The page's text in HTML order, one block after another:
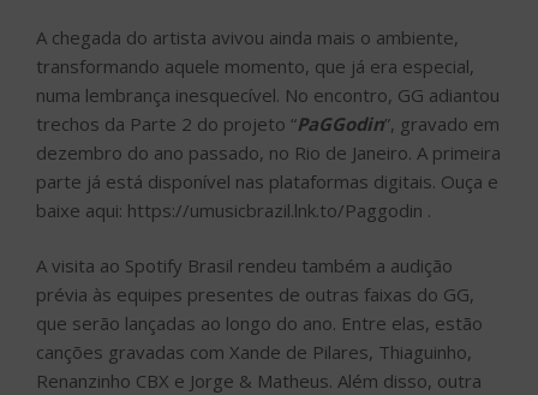
A chegada do artista avivou ainda mais o ambiente,
transformando aquele momento, que já era especial,
numa lembrança inesquecível. No encontro, GG adiantou
trechos da Parte 2 do projeto “PaGGodin”, gravado em
dezembro do ano passado, no Rio de Janeiro. A primeira
parte já está disponível nas plataformas digitais. Ouça e
baixe aqui: https://umusicbrazil.lnk.to/Paggodin .
A visita ao Spotify Brasil rendeu também a audição
prévia às equipes presentes de outras faixas do GG,
que serão lançadas ao longo do ano. Entre elas, estão
canções gravadas com Xande de Pilares, Thiaguinho,
Renanzinho CBX e Jorge & Matheus. Além disso, outra